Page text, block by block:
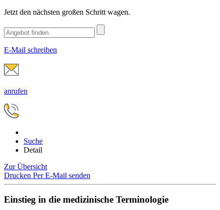
Jetzt den nächsten großen Schritt wagen.
E-Mail schreiben
anrufen
Suche
Detail
Zur Übersicht
Drucken Per E-Mail senden
Einstieg in die medizinische Terminologie